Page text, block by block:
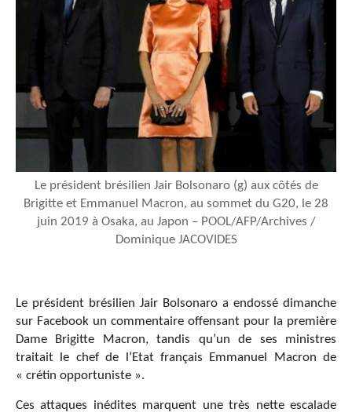
Le président brésilien Jair Bolsonaro (g) aux côtés de
Brigitte et Emmanuel Macron, au sommet du G20, le 28
juin 2019 à Osaka, au Japon – POOL/AFP/Archives /
Dominique JACOVIDES
Le président brésilien Jair Bolsonaro a endossé dimanche
sur Facebook un commentaire offensant pour la première
Dame Brigitte Macron, tandis qu’un de ses ministres
traitait le chef de l’Etat français Emmanuel Macron de
« crétin opportuniste ».
Ces attaques inédites marquent une très nette escalade